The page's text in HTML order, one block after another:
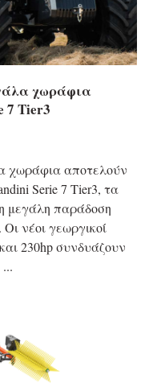
χωράφια
7 Tier3
χωράφια αποτελούν
Serie 7 Tier3, τα
μεγάλη παράδοση
νέοι γεωργικοί
230hp συνδυάζουν